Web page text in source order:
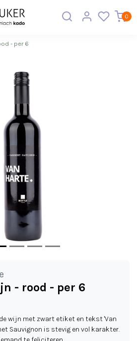
0
- per 6
- rood - per 6
wijn met zwart etiket en tekst 'Van
Sauvignon is stevig en vol karakter.